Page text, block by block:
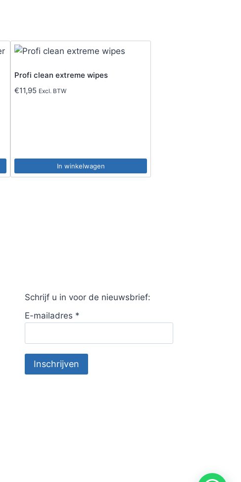
Profi clean extreme wipes
€11,95 Excl. BTW
In winkelwagen
Schrijf u in voor de nieuwsbrief:
E-mailadres *